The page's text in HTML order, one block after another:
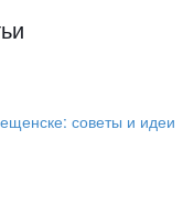
советы и идеи